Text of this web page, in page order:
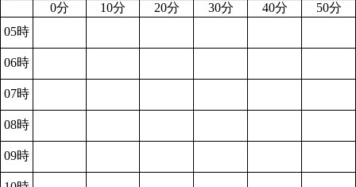
0分
10分 20分 30分 40分
50分
05時
06時
07時
08時
09時